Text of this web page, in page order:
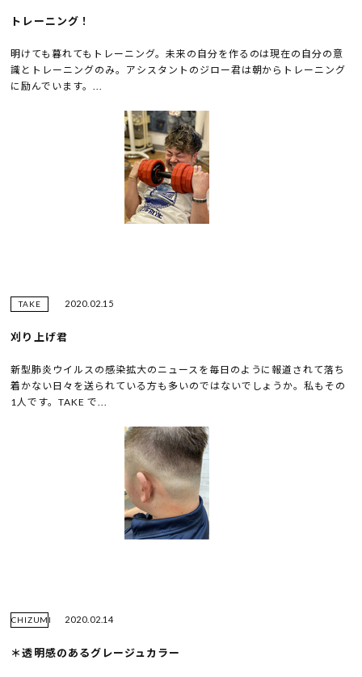
トレーニング！
明けても暮れてもトレーニング。未来の自分を作るのは現在の自分の意
識とトレーニングのみ。アシスタントのジロー君は朝からトレーニング
に励んでいます。...
TAKE 2020.02.15
刈り上げ君
新型肺炎ウイルスの感染拡大のニュースを毎日のように報道されて落ち
着かない日々を送られている方も多いのではないでしょうか。私もその
1人です。TAKE で...
CHIZUMI 2020.02.14
＊透明感のあるグレージュカラー